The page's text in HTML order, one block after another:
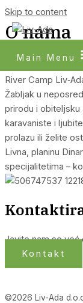
Skip to content
Main Menu
O nama
Priroda.
River Camp
Žabljak u
prirodu i obiteljsku
karavaniste i
prolazu ili želite
Livna, planinu
specijalitetima –
Javite nam se već
Kontakt
©2026 Liv-Ada